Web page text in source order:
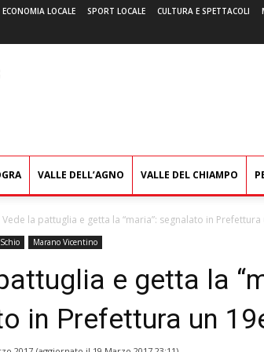
ECONOMIA LOCALE SPORT LOCALE CULTURA E SPETTACOLI
VALLE DELL’AGNO VALLE DEL CHIAMPO
Vede la pattuglia e getta la “maria”: segnalato in Prefettura
Schio Marano Vicentino
e getta la
in Prefettura un